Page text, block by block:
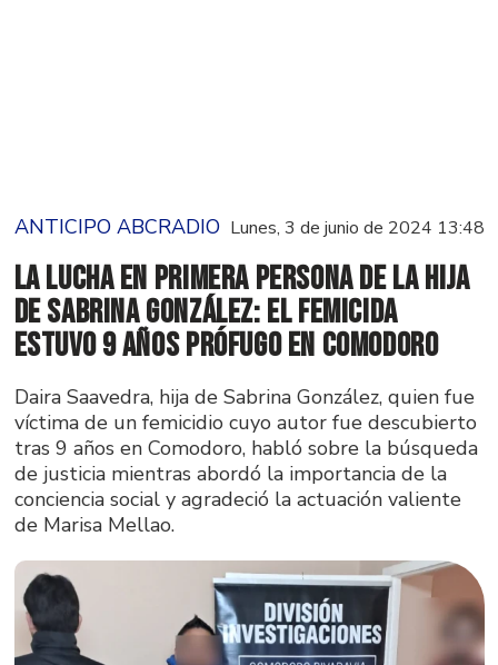
ANTICIPO ABCRADIO Lunes, 3 de junio de 2024 13:48
La lucha en primera persona de la hija
de Sabrina González: el femicida
estuvo 9 años prófugo en Comodoro
Daira Saavedra, hija de Sabrina González, quien fue
víctima de un femicidio cuyo autor fue descubierto
tras 9 años en Comodoro, habló sobre la búsqueda
de justicia mientras abordó la importancia de la
conciencia social y agradeció la actuación valiente
de Marisa Mellao.